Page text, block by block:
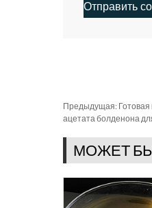
Предыдущая:
ацетата болденона
МОЖЕТ